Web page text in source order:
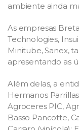
ambiente ainda
As empresas
Technologies,
Minitube, Sanex,
apresentando as
Além delas, a
Hermanos
Agroceres PIC,
Basso Pancotte,